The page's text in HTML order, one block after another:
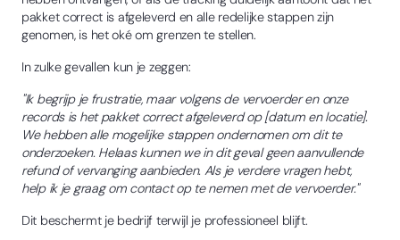
pakket correct is afgeleverd en alle redelijke stappen zijn
genomen, is het oké om grenzen te stellen.
In zulke gevallen kun je zeggen:
"Ik begrijp je frustratie, maar volgens de vervoerder en onze
records is het pakket correct afgeleverd op [datum en locatie].
We hebben alle mogelijke stappen ondernomen om dit te
onderzoeken. Helaas kunnen we in dit geval geen aanvullende
refund of vervanging aanbieden. Als je verdere vragen hebt,
help ik je graag om contact op te nemen met de vervoerder."
Dit beschermt je bedrijf terwijl je professioneel blijft.